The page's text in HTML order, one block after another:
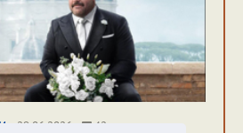
29.06.2026 42